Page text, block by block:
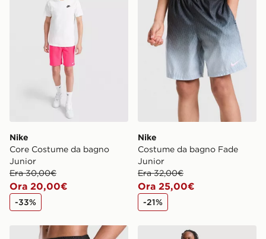
Nike
Core Costume da bagno
Junior
Era 30,00€
Ora 20,00€
-33%
Nike
Costume da bagno Fade
Junior
Era 32,00€
Ora 25,00€
-21%
Nike Costume da bagno Swoosh JuniorNike Costume da bagno